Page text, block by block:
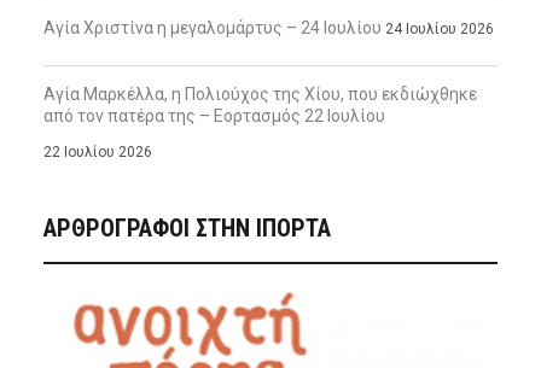
Αγία Χριστίνα η μεγαλομάρτυς – 24 Ιουλίου 24 Ιουλίου 2026
Αγία Μαρκέλλα, η Πολιούχος της Χίου, που εκδιώχθηκε
από τον πατέρα της – Εορτασμός 22 Ιουλίου
22 Ιουλίου 2026
ΑΡΘΡΟΓΡΑΦΟΙ ΣΤΗΝ IΠΟΡΤΑ